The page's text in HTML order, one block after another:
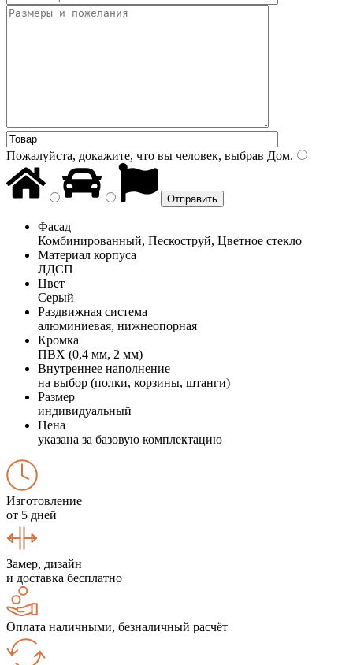
Пожалуйста, докажите, что вы человек, выбрав Дом.
Фасад
Комбинированный, Пескоструй, Цветное стекло
Материал корпуса
ЛДСП
Цвет
Серый
Раздвижная система
алюминиевая, нижнеопорная
Кромка
ПВХ (0,4 мм, 2 мм)
Внутреннее наполнение
на выбор (полки, корзины, штанги)
Размер
индивидуальный
Цена
указана за базовую комплектацию
Изготовление
от 5 дней
Замер, дизайн
и доставка бесплатно
Оплата наличными, безналичный расчёт